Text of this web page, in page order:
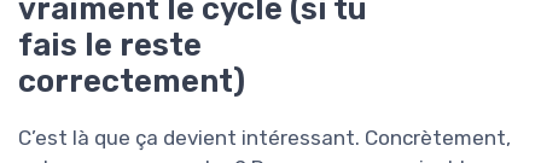
vraiment le cycle (si tu
fais le reste
correctement)
C’est là que ça devient intéressant. Concrètement,